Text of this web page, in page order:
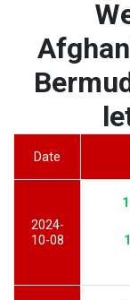
Date
2024-
10-08
1
1